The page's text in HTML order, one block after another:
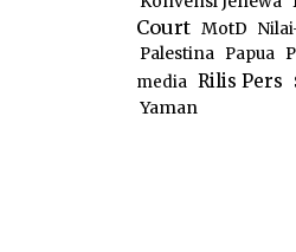
Court MotD
Palestina
Papua
media Rilis Pers
Yaman